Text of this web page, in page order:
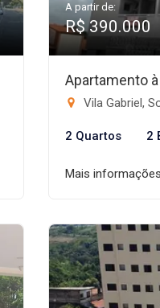
A partir de:
R$ 390.000
Apartamento
Vila Gabriel,
2 Quartos 2
Mais informações